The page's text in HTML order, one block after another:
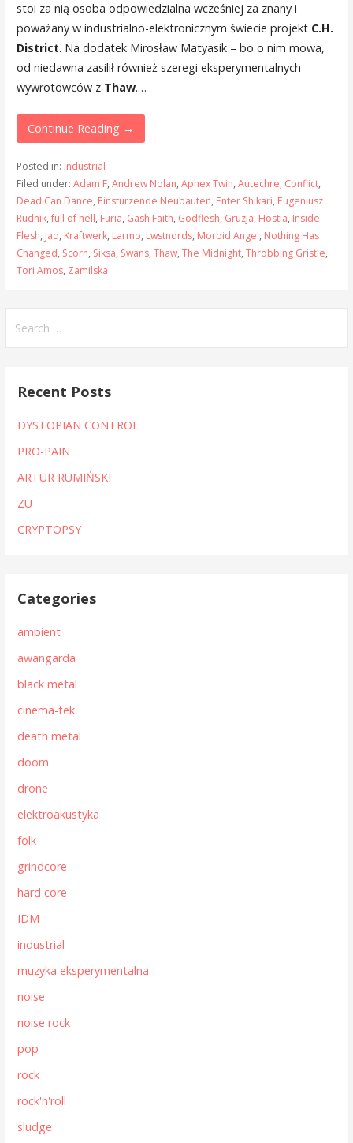
stoi za nią osoba odpowiedzialna wcześniej za znany i
poważany w industrialno-elektronicznym świecie projekt C.H.
District. Na dodatek Mirosław Matyasik – bo o nim mowa,
od niedawna zasilił również szeregi eksperymentalnych
wywrotowców z Thaw.…
Continue Reading →
Posted in: industrial
Filed under: Adam F, Andrew Nolan, Aphex Twin, Autechre, Conflict,
Dead Can Dance, Einsturzende Neubauten, Enter Shikari, Eugeniusz
Rudnik,full of hell, Furia, Gash Faith, Godflesh, Gruzja, Hostia, Inside
Flesh, Jad, Kraftwerk, Larmo, Lwstndrds, Morbid Angel, Nothing Has
Changed, Scorn, Siksa, Swans, Thaw, The Midnight, Throbbing Gristle,
Tori Amos, Zamilska
for:
Recent Posts
DYSTOPIAN CONTROL
PRO-PAIN
ARTUR RUMIŃSKI
ZU
CRYPTOPSY
Categories
ambient
awangarda
black metal
cinema-tek
death metal
doom
drone
elektroakustyka
folk
grindcore
hard core
IDM
industrial
muzyka eksperymentalna
noise
noise rock
pop
rock
rock'n'roll
sludge